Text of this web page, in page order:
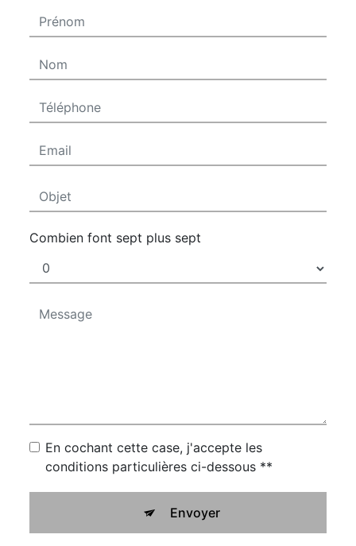
Combien font sept plus sept
En cochant cette case, j'accepte les
conditions particulières ci-dessous **
Envoyer